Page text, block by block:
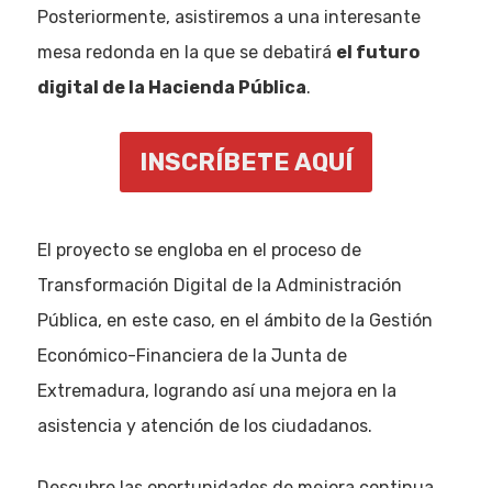
Posteriormente, asistiremos a una interesante
mesa redonda en la que se debatirá el futuro
digital de la Hacienda Pública.
INSCRÍBETE AQUÍ
El proyecto se engloba en el proceso de
Transformación Digital de la Administración
Pública, en este caso, en el ámbito de la Gestión
Económico-Financiera de la Junta de
Extremadura, logrando así una mejora en la
asistencia y atención de los ciudadanos.